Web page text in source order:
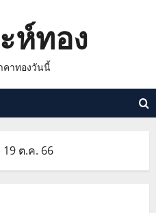
ห์ทอง
คาทองวันนี้
ต.ค. 66